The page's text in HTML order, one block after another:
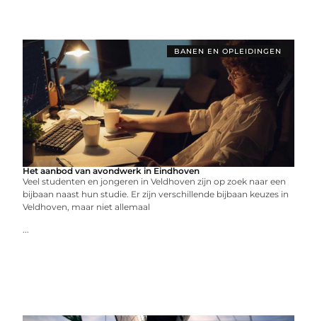
BANEN EN OPLEIDINGEN
Het aanbod van avondwerk in Eindhoven
Veel studenten en jongeren in Veldhoven zijn op zoek naar een
bijbaan naast hun studie. Er zijn verschillende bijbaan keuzes in
Veldhoven, maar niet allemaal
...